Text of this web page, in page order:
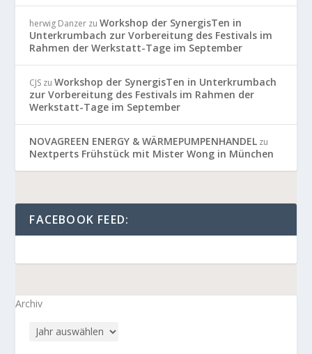
herwig Danzer zuWorkshop der SynergisTen in
Unterkrumbach zur Vorbereitung des Festivals im
Rahmen der Werkstatt-Tage im September
CJS zuWorkshop der SynergisTen in Unterkrumbach
zur Vorbereitung des Festivals im Rahmen der
Werkstatt-Tage im September
NOVAGREEN ENERGY & WÄRMEPUMPENHANDEL zu
Nextperts Frühstück mit Mister Wong in München
FACEBOOK FEED:
Archiv